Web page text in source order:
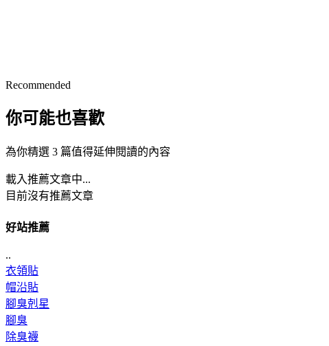
Recommended
你可能也喜歡
為你精選 3 篇值得延伸閱讀的內容
載入推薦文章中...
目前沒有推薦文章
好站推薦
..
衣領貼
帽沿貼
腳臭剋星
腳臭
除臭襪